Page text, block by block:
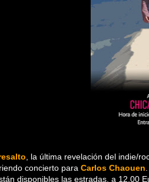
, la última revelación del indie/
concierto para Carlos Chaouen
disponibles las estradas, a 12,00